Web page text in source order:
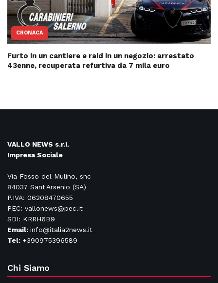
CRONACA
Furto in un cantiere e raid in un negozio: arrestato
43enne, recuperata refurtiva da 7 mila euro
VALLO NEWS s.r.l.
Impresa Sociale
Via Fosso del Mulino, snc
84037 Sant'Arsenio (SA)
P.IVA: 06208470655
PEC: vallonews@pec.it
SDI: KRRH6B9
Email: info@italia2news.it
Tel: +390975396589
Chi Siamo